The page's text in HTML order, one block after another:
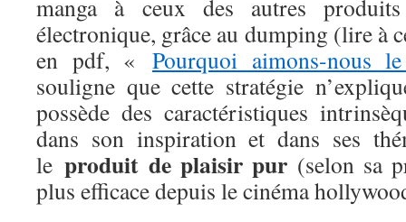
manga à ceux des autres
électronique, grâce au dumping (lire à
en pdf, « Pourquoi aimons-nous
souligne que cette stratégie
possède des caractéristiques
dans son inspiration et dans ses
leproduit de plaisir pur (selon sa
plus efficace depuis le cinéma